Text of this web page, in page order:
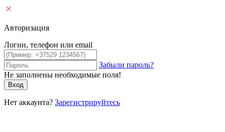
Авторизация
Логин, телефон или email
Забыли пароль?
Не заполнены необходимые поля!
Вход
Нет аккаунта? Зарегистрируйтесь